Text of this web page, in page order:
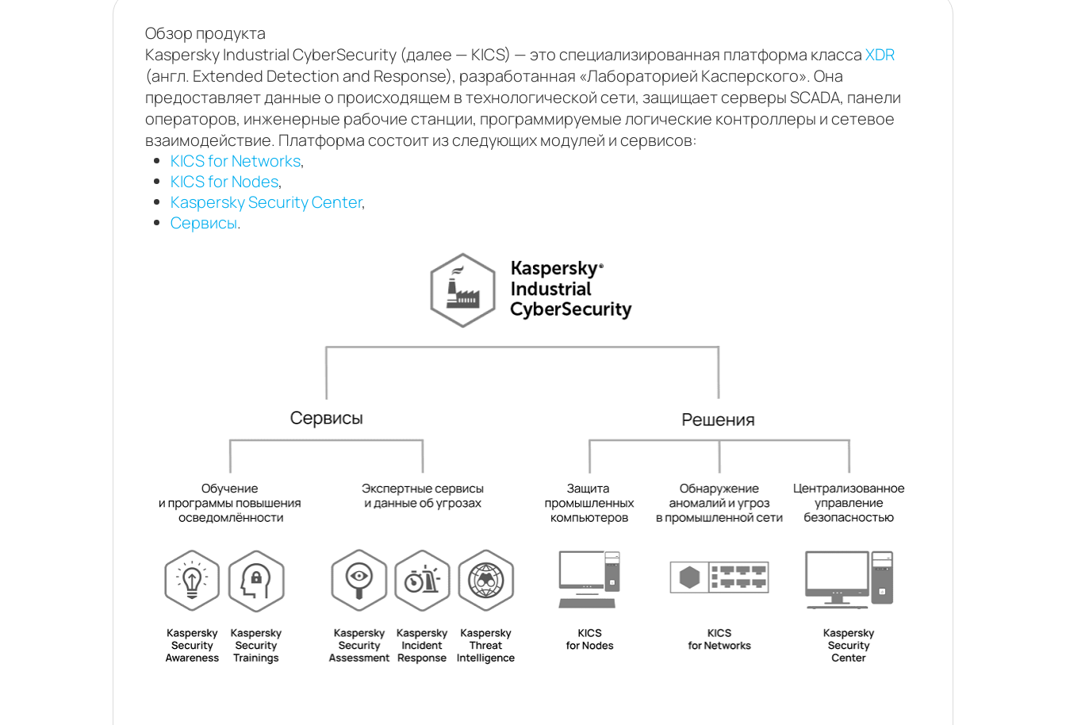
Обзор продукта
Kaspersky Industrial CyberSecurity (далее — KICS) — это специализированная платформа классаXDR
(англ. Extended Detection and Response), разработанная «Лабораторией Касперского». Она
предоставляет данные о происходящем в технологической сети, защищает серверы SCADA, панели
операторов, инженерные рабочие станции, программируемые логические контроллеры и сетевое
взаимодействие. Платформа состоит из следующих модулей и сервисов:
KICS for Networks,
KICS for Nodes,
Kaspersky Security Center,
Cервисы.